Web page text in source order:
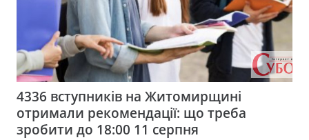
4336 вступників на Житомирщині
отримали рекомендації: що треба
зробити до 18:00 11 серпня